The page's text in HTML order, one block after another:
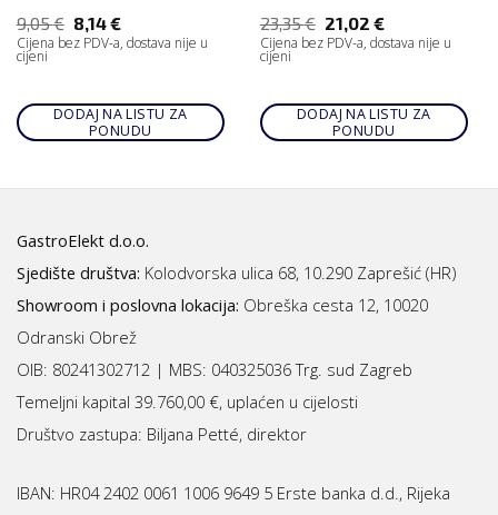
9,05€ 8,14€
Cijena bez PDV-a, dostava nije u
cijeni
DODAJ NA LISTU ZA
PONUDU
23,35€ 21,02€
Cijena bez PDV-a, dostava nije u
cijeni
DODAJ NA LISTU ZA
PONUDU
GastroElekt d.o.o.
Sjedište društva: Kolodvorska ulica 68, 10.290 Zaprešić (HR)
Showroom i poslovna lokacija: Obreška cesta 12, 10020
Odranski Obrež
OIB: 80241302712 | MBS: 040325036 Trg. sud Zagreb
Temeljni kapital 39.760,00 €, uplaćen u cijelosti
Društvo zastupa: Biljana Petté, direktor
IBAN: HR04 2402 0061 1006 9649 5 Erste banka d.d., Rijeka